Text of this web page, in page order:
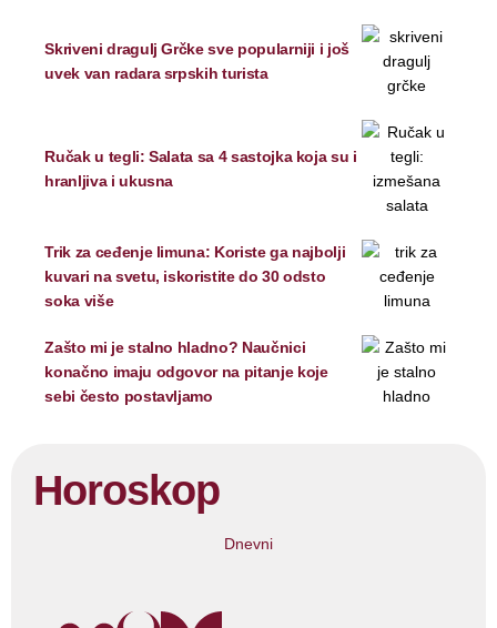
Skriveni dragulj Grčke sve popularniji i još
uvek van radara srpskih turista
Ručak u tegli: Salata sa 4 sastojka koja su i
hranljiva i ukusna
Trik za ceđenje limuna: Koriste ga najbolji
kuvari na svetu, iskoristite do 30 odsto
soka više
Zašto mi je stalno hladno? Naučnici
konačno imaju odgovor na pitanje koje
sebi često postavljamo
Horoskop
Dnevni